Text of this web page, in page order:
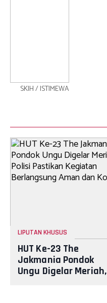
SKIH / ISTIMEWA
LIPUTAN KHUSUS
HUT Ke-23 The
Jakmania Pondok
Ungu Digelar Meriah,